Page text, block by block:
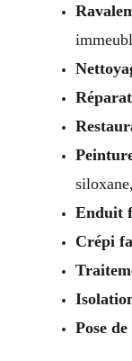
Enduit
Crépi
Pose